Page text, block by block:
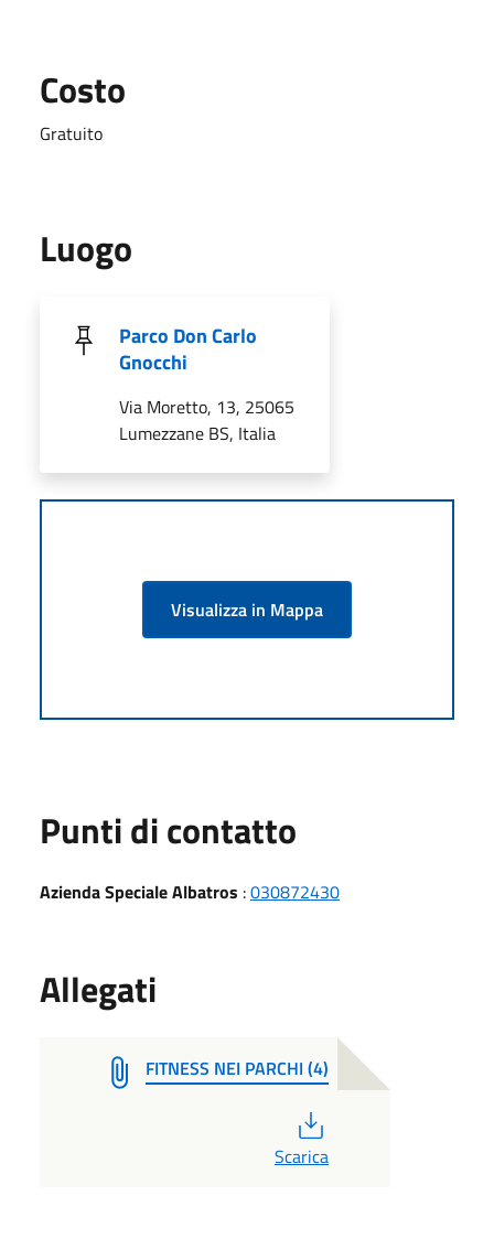
Costo
Gratuito
Luogo
Parco Don Carlo
Gnocchi
Via Moretto, 13, 25065
Lumezzane BS, Italia
Visualizza in Mappa
Punti di contatto
Azienda Speciale Albatros :030872430
Allegati
FITNESS NEI PARCHI (4)
Scarica